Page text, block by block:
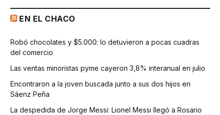
EN EL CHACO
Robó chocolates y $5.000: lo detuvieron a pocas cuadras
del comercio
Las ventas minoristas pyme cayeron 3,8% interanual en julio
Encontraron a la joven buscada junto a sus dos hijos en
Sáenz Peña
La despedida de Jorge Messi: Lionel Messi llegó a Rosario